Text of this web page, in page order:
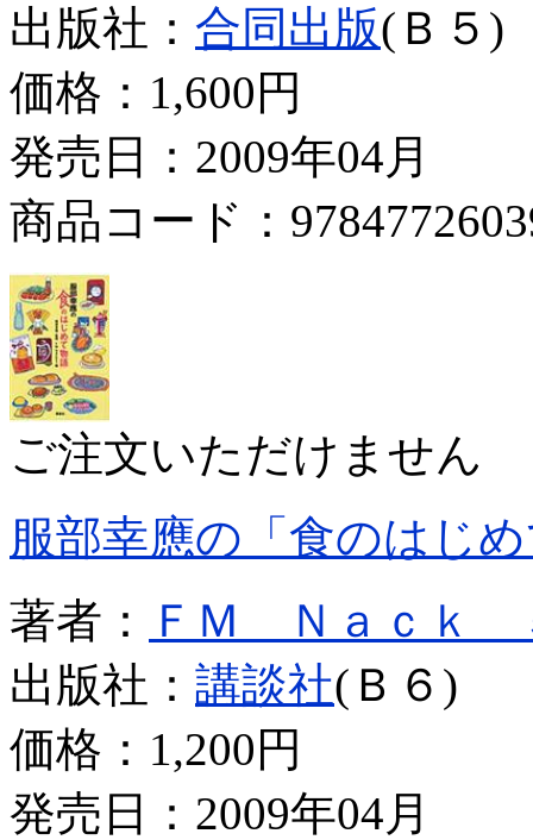
出版社： 合同出版(Ｂ５)
価格： 1,600円
発売日：2009年04月
商品コード：
ご注文いただけません
服部幸應の「食のはじ
著者：
ＦＭ Ｎａｃｋ
出版社： 講談社(Ｂ６)
価格： 1,200円
発売日：2009年04月